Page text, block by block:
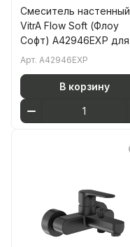
Смеситель настенный
VitrA Flow Soft (Флоу
Софт) A42946EXP для
ванны однорычажный
Арт. A42946EXP
В корзину